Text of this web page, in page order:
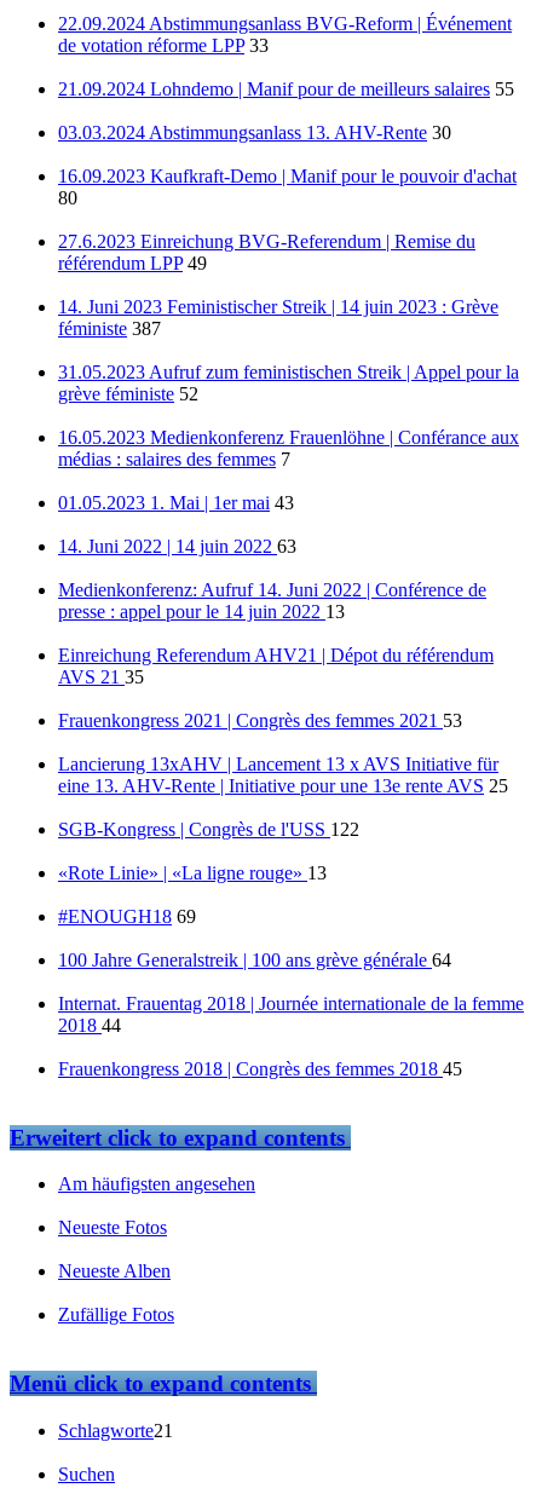
22.09.2024 Abstimmungsanlass BVG-Reform | Événement
de votation réforme LPP 33
21.09.2024 Lohndemo | Manif pour de meilleurs salaires 55
03.03.2024 Abstimmungsanlass 13. AHV-Rente 30
16.09.2023 Kaufkraft-Demo | Manif pour le pouvoir d'achat
80
27.6.2023 Einreichung BVG-Referendum | Remise du
référendum LPP 49
14. Juni 2023 Feministischer Streik | 14 juin 2023 : Grève
féministe 387
31.05.2023 Aufruf zum feministischen Streik | Appel pour la
grève féministe 52
16.05.2023 Medienkonferenz Frauenlöhne | Conférance aux
médias : salaires des femmes 7
01.05.2023 1. Mai | 1er mai 43
14. Juni 2022 | 14 juin 2022 63
Medienkonferenz: Aufruf 14. Juni 2022 | Conférence de
presse : appel pour le 14 juin 2022 13
Einreichung Referendum AHV21 | Dépot du référendum
AVS 21 35
Frauenkongress 2021 | Congrès des femmes 2021 53
Lancierung 13xAHV | Lancement 13 x AVS Initiative für
eine 13. AHV-Rente | Initiative pour une 13e rente AVS 25
SGB-Kongress | Congrès de l'USS 122
«Rote Linie» | «La ligne rouge» 13
#ENOUGH18 69
100 Jahre Generalstreik | 100 ans grève générale 64
Internat. Frauentag 2018 | Journée internationale de la femme
2018 44
Frauenkongress 2018 | Congrès des femmes 2018 45
Erweitertclick to expand contents
Am häufigsten angesehen
Neueste Fotos
Neueste Alben
Zufällige Fotos
Menüclick to expand contents
Schlagworte21
Suchen